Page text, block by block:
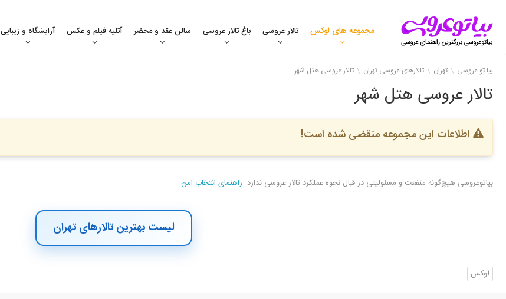
مجموعه های لوکس تالار عروسی باغ تالار عروسی سالن عقد و محضر آتلیه فیلم و عکس آرایشگاه و زیبایی
تالار عروسی هتل شهر
اطلاعات این مجموعه منقضی شده است!
بیا تو عروسی تهران تالارهای عروسی تهران تالار عروسی هتل شهر
لیست بهترین تالارهای تهران
لوکس
بیاتوعروسی هیچ‌گونه منفعت و مسئولیتی در قبال نحوه عملکرد تالار عروسی ندارد. راهنمای انتخاب امن